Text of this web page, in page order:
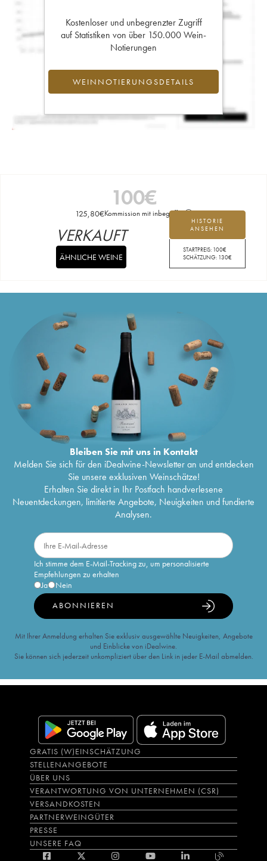
Kostenloser und unbegrenzter Zugriff
auf Statistiken von über 150.000 Wein-
Notierungen
WEINNOTIERUNGSDETAILS
100€
125,80€Kommission mit inbegriffen
HISTORIE
ANSEHEN
STARTPREIS: 100€
SCHÄTZUNG: 130€
VERKAUFT
ÄHNLICHE WEINE
Bleiben Sie mit uns in Kontakt
Melden Sie sich für den iDealwine-Newsletter an und entdecken
Sie unsere exklusiven Weinschätze!
Erhalten Sie direkt in Ihr Postfach handverlesene
Neuentdeckungen, limitierte Angebote, Neuigkeiten und fundierte
Analysen.
Ich stimme dem E-Mail-Tracking zu, um personalisierte
Empfehlungen zu erhalten
Ja
Nein
ABONNIEREN
Mit Ihrer Anmeldung erhalten Sie exklusiv ausgewählte Neuigkeiten, Angebote
und Einblicke von iDealwine.
Sie können sich jederzeit unkompliziert über den Link in jeder E-Mail abmelden.
GRATIS (W)EINSCHÄTZUNG
STELLENANGEBOTE
ÜBER UNS
VERANTWORTUNG VON UNTERNEHMEN (CSR)
VERSANDKOSTEN
PARTNERWEINGÜTER
PRESSE
UNSERE FAQ